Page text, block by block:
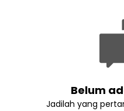
Belum
Jadilah yang